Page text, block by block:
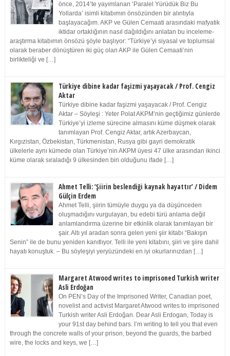
önce, 2014’te yayımlanan ‘Paralel Yürüdük Biz Bu
Yollarda’ isimli kitabımın önsözünden bir alıntıyla
başlayacağım. AKP ve Gülen Cemaati arasındaki mafyatik
iktidar ortaklığının nasıl dağıldığını anlatan bu inceleme-
araştırma kitabımın önsözü şöyle başlıyor: “Türkiye’yi siyasal ve toplumsal
olarak beraber dönüştüren iki güç olan AKP ile Gülen Cemaati’nin
birlikteliği ve […]
Türkiye dibine kadar faşizmi yaşayacak / Prof. Cengiz
Aktar
Türkiye dibine kadar faşizmi yaşayacak / Prof. Cengiz
Aktar – Söyleşi : Yeter Polat AKPM’nin geçtiğimiz günlerde
Türkiye’yi izleme sürecine almasını küme düşmek olarak
tanımlayan Prof. Cengiz Aktar, artık Azerbaycan,
Kırgızistan, Özbekistan, Türkmenistan, Rusya gibi gayri demokratik
ülkelerle aynı kümede olan Türkiye’nin AKPM üyesi 47 ülke arasından ikinci
küme olarak sıraladığı 9 ülkesinden biri olduğunu ifade […]
Ahmet Telli: ‘Şiirin beslendiği kaynak hayattır’ / Didem
Gülçin Erdem
Ahmet Telli, şiirin tümüyle duygu ya da düşünceden
oluşmadığını vurgulayan, bu edebi türü anlama değil
anlamlandırma üzerine bir etkinlik olarak tanımlayan bir
şair. Altı yıl aradan sonra gelen yeni şiir kitabı “Bakışın
Senin” ile de bunu yeniden kanıtlıyor. Telli ile yeni kitabını, şiiri ve şiire dahil
hayatı konuştuk. – Bu söyleşiyi yeryüzündeki en iyi okurlarınızdan […]
Margaret Atwood writes to imprisoned Turkish writer
Asli Erdoğan
On PEN’s Day of the Imprisoned Writer, Canadian poet,
novelist and activist Margaret Atwood writes to imprisoned
Turkish writer Asli Erdoğan. Dear Asli Erdogan, Today is
your 91st day behind bars. I’m writing to tell you that even
through the concrete walls of your prison, beyond the guards, the barbed
wire, the locks and keys, we […]